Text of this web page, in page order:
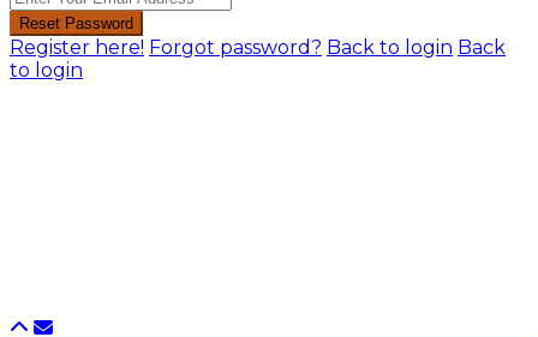
Reset Password
Register here! Forgot password? Back to login Back
to login